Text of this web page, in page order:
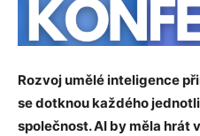
Rozvoj umělé inteligence
se dotknou každého
společnost. AI by měla hrát